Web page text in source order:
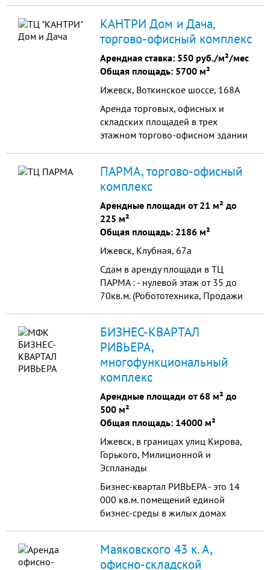
КАНТРИ Дом и Дача,
торгово-офисный комплекс
Арендная ставка: 550 руб./м²/мес
Общая площадь: 5700 м²
Ижевск, Воткинское шоссе, 168А
Аренда торговых, офисных и
складских площадей в трех
этажном торгово-офисном здании
торговая площадь 1700 кв.м. Три
отдельных входных группы для
посетителей.
ПАРМА, торгово-офисный
комплекс
Арендные площади от 21 м² до
225 м²
Общая площадь: 2186 м²
Ижевск, Клубная, 67а
Сдам в аренду площади в ТЦ
ПАРМА : - нулевой этаж от 35 до
70кв.м. (Робототехника, Продажи
(косметология, маникюрный
кабинет, пирсинг, визаж), КАФЕ,
Общепит, Медицинские и прочее
услуги). - второй этаж от 25 до
Трикотаж, Бельё, Детские отделы и
Игрушки, Салон красоты
(косметология, маникюрный
кабинет, пирсинг, визаж), Зубно-
протезная поликлиника,
Медицинско-диагностический
центр и прочие услуги). - третий
этаж от 17 до 35кв.м. (Офисы,
представительства, детское и
взрослое обучение, работа с
детьми, юридические и прочие
услуги) Объект и парковка
находится под видеонаблюдением
БИЗНЕС-КВАРТАЛ
РИВЬЕРА,
многофункциональный
комплекс
Арендные площади от 68 м² до
500 м²
Общая площадь: 14000 м²
Ижевск, в границах улиц Кирова,
Горького, Милиционной и
Эспланады
Бизнес-квартал РИВЬЕРА - это 14
000 кв.м. помещений единой
бизнес-среды в жилых домах
000 чел. - Высокий пешеходный и
автомобильный трафик -
Маяковского 43 к. А,
офисно-складской